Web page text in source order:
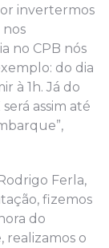
invertermos
nos
no CPB nós
do dia
à 1h. Já do
assim até
Ferla,
fizemos
do
realizamos o